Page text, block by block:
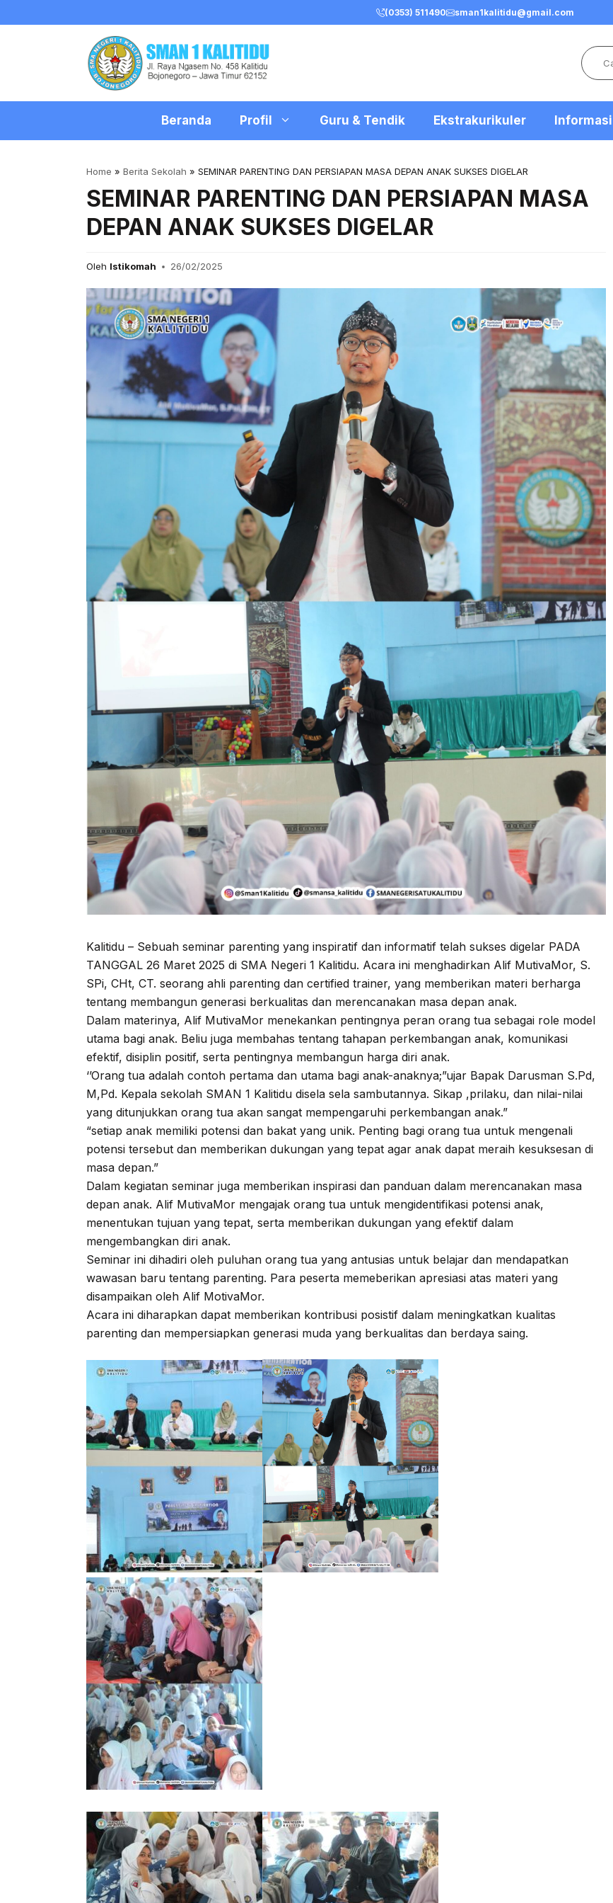
to
(0353) 511490 sman1kalitidu@gmail.com
Search
Beranda Profil Guru & Tendik Ekstrakurikuler Informasi
Home » Berita Sekolah » SEMINAR PARENTING DAN PERSIAPAN MASA DEPAN ANAK SUKSES DIGELAR
SEMINAR PARENTING DAN PERSIAPAN MASA
DEPAN ANAK SUKSES DIGELAR
Oleh Istikomah 26/02/2025
Kalitidu – Sebuah seminar parenting yang inspiratif dan informatif telah sukses digelar PADA
TANGGAL 26 Maret 2025 di SMA Negeri 1 Kalitidu. Acara ini menghadirkan Alif MutivaMor, S.
SPi, CHt, CT. seorang ahli parenting dan certified trainer, yang memberikan materi berharga
tentang membangun generasi berkualitas dan merencanakan masa depan anak.
Dalam materinya, Alif MutivaMor menekankan pentingnya peran orang tua sebagai role model
utama bagi anak. Beliu juga membahas tentang tahapan perkembangan anak, komunikasi
efektif, disiplin positif, serta pentingnya membangun harga diri anak.
‘’Orang tua adalah contoh pertama dan utama bagi anak-anaknya;”ujar Bapak Darusman S.Pd,
M,Pd. Kepala sekolah SMAN 1 Kalitidu disela sela sambutannya. Sikap ,prilaku, dan nilai-nilai
yang ditunjukkan orang tua akan sangat mempengaruhi perkembangan anak.”
“setiap anak memiliki potensi dan bakat yang unik. Penting bagi orang tua untuk mengenali
potensi tersebut dan memberikan dukungan yang tepat agar anak dapat meraih kesuksesan di
masa depan.”
Dalam kegiatan seminar juga memberikan inspirasi dan panduan dalam merencanakan masa
depan anak. Alif MutivaMor mengajak orang tua untuk mengidentifikasi potensi anak,
menentukan tujuan yang tepat, serta memberikan dukungan yang efektif dalam
mengembangkan diri anak.
Seminar ini dihadiri oleh puluhan orang tua yang antusias untuk belajar dan mendapatkan
wawasan baru tentang parenting. Para peserta memeberikan apresiasi atas materi yang
disampaikan oleh Alif MotivaMor.
Acara ini diharapkan dapat memberikan kontribusi posistif dalam meningkatkan kualitas
parenting dan mempersiapkan generasi muda yang berkualitas dan berdaya saing.